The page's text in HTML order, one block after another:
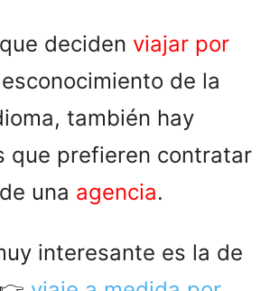
deciden viajar por
de la
también hay
que prefieren contratar
una agencia.
interesante es la de